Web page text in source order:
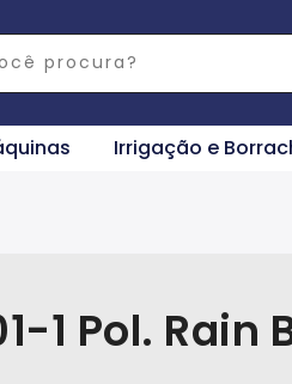
Irrigação e
1 Pol. Rain